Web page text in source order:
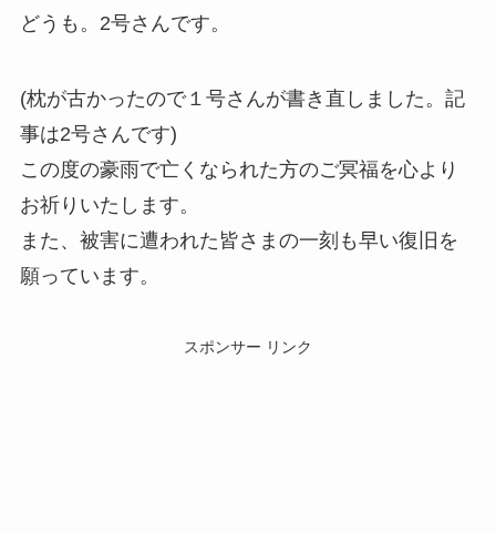
どうも。2号さんです。
(枕が古かったので１号さんが書き直しました。記
事は2号さんです)
この度の豪雨で亡くなられた方のご冥福を心より
お祈りいたします。
また、被害に遭われた皆さまの一刻も早い復旧を
願っています。
スポンサー リンク